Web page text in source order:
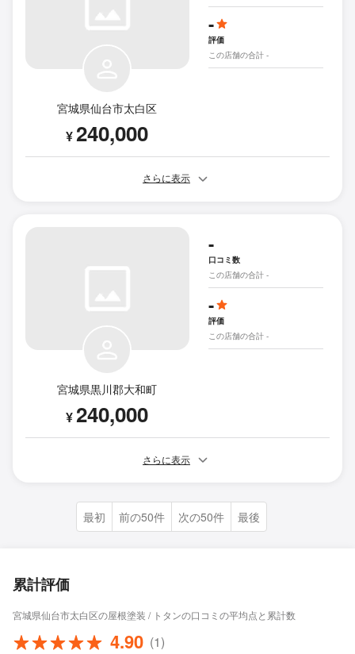
宮城県仙台市太白区
¥240,000
-
評価
この店舗の合計 -
さらに表示
宮城県黒川郡大和町
¥240,000
-
口コミ数
この店舗の合計 -
-
評価
この店舗の合計 -
さらに表示
最初 前の50件 次の50件 最後
累計評価
宮城県仙台市太白区の屋根塗装 / トタンの口コミの平均点と累計数
4.90 (1)